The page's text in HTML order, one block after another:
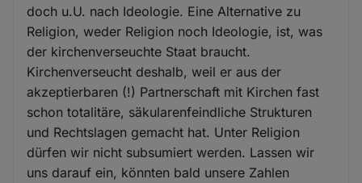
doch u.U. nach Ideologie. Eine Alternative zu
Religion, weder Religion noch Ideologie, ist, was
der kirchenverseuchte Staat braucht.
Kirchenverseucht deshalb, weil er aus der
akzeptierbaren (!) Partnerschaft mit Kirchen fast
schon totalitäre, säkularenfeindliche Strukturen
und Rechtslagen gemacht hat. Unter Religion
dürfen wir nicht subsumiert werden. Lassen wir
uns darauf ein, könnten bald unsere Zahlen